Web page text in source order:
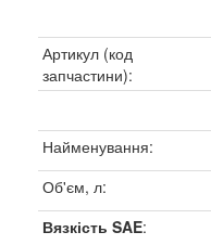
Артикул (код
запчастини):
Найменування:
Об'єм, л:
Вязкість SAE: